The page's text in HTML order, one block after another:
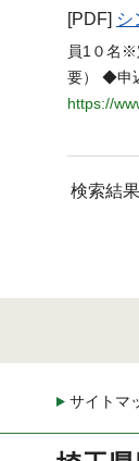
[PDF] シ
員1０名※
要） ◆申
https://
検索結
サイトマ